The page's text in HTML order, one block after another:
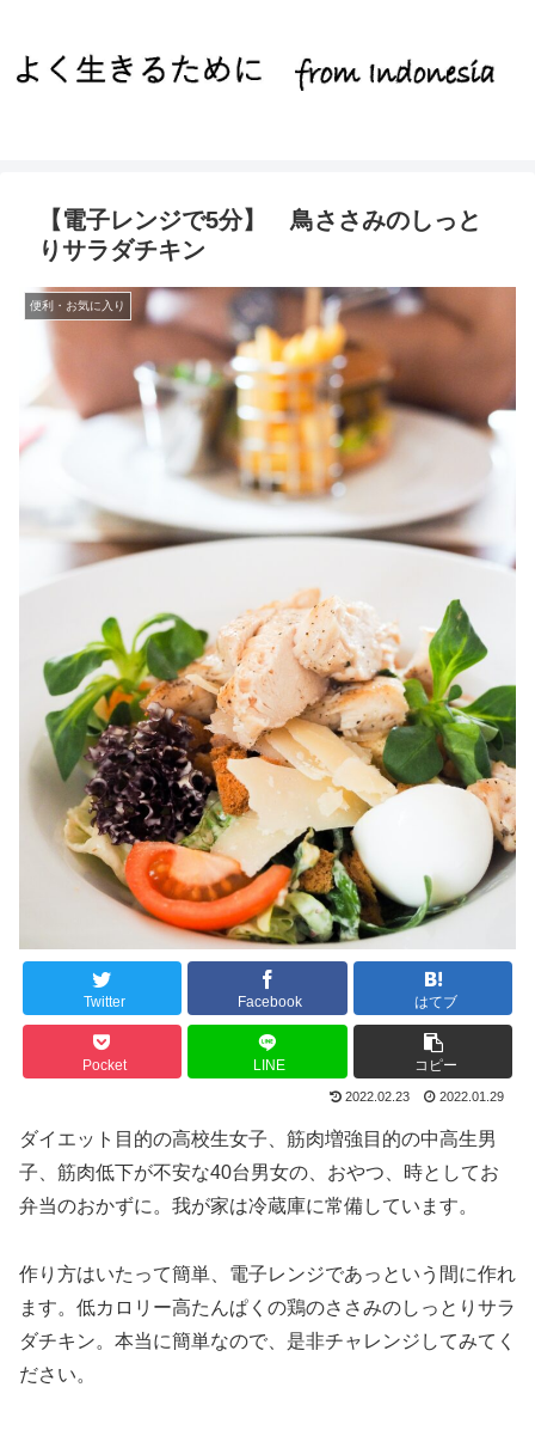
【電子レンジで5分】 鳥ささみのしっと
りサラダチキン
便利・お気に入り
Twitter Facebook はてブ
Pocket LINE コピー
2022.02.23 2022.01.29
ダイエット目的の高校生女子、筋肉増強目的の中高生男
子、筋肉低下が不安な40台男女の、おやつ、時としてお
弁当のおかずに。我が家は冷蔵庫に常備しています。
作り方はいたって簡単、電子レンジであっという間に作れ
ます。低カロリー高たんぱくの鶏のささみのしっとりサラ
ダチキン。本当に簡単なので、是非チャレンジしてみてく
ださい。